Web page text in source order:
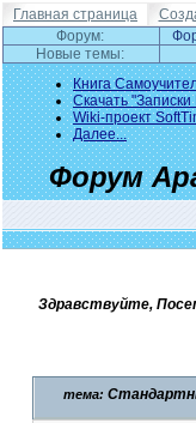
Главная страница
Форум:
Новые темы:
Книга
Скачать
Wiki-проект
Далее...
Форум
Здравствуйте,
тема: